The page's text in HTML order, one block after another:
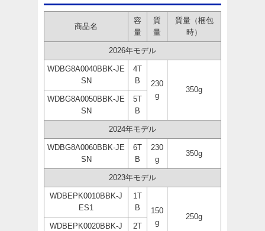
商品名
容
量
質
量
質量（梱包
時）
2026年モデル
WDBG8A0040BBK-JE
SN
4T
B
230
g
350g
WDBG8A0050BBK-JE
SN
5T
B
2024年モデル
WDBG8A0060BBK-JE
SN
6T
B
230
g
350g
2023年モデル
WDBEPK0010BBK-J
ES1
1T
B
150
g
250g
WDBEPK0020BBK-J
2T